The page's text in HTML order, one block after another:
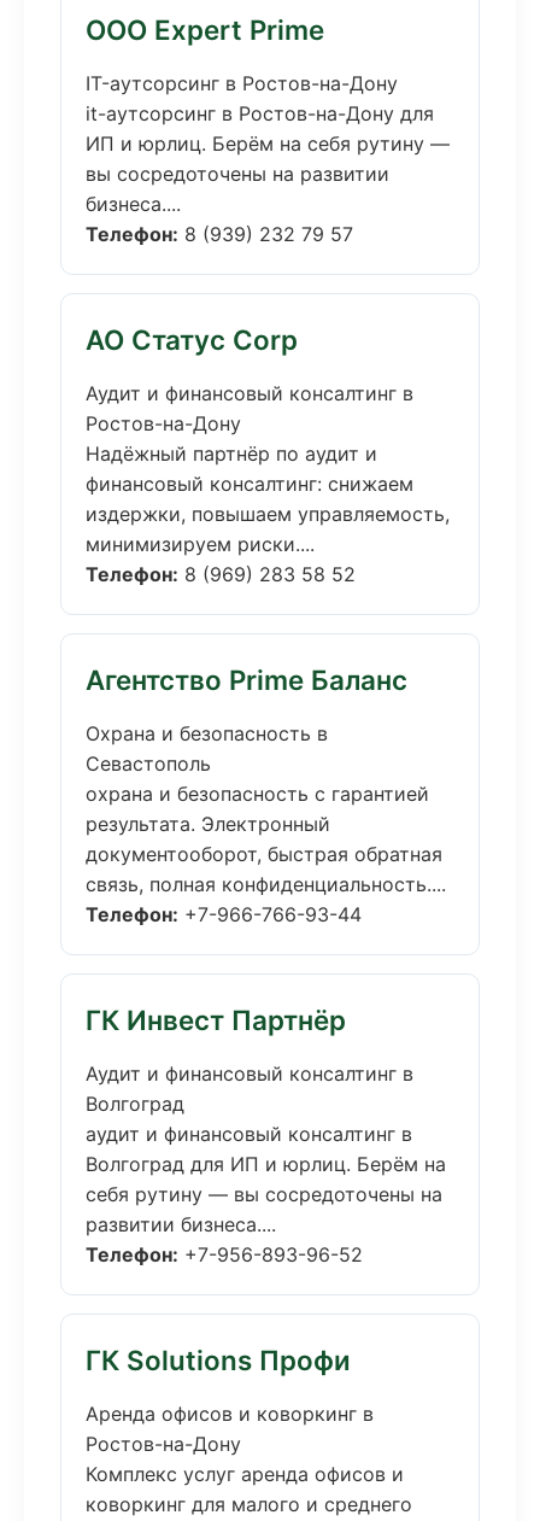
ООО Expert Prime
IT-аутсорсинг в Ростов-на-Дону
it-аутсорсинг в Ростов-на-Дону для
ИП и юрлиц. Берём на себя рутину —
вы сосредоточены на развитии
бизнеса....
Телефон: 8 (939) 232 79 57
АО Статус Corp
Аудит и финансовый консалтинг в
Ростов-на-Дону
Надёжный партнёр по аудит и
финансовый консалтинг: снижаем
издержки, повышаем управляемость,
минимизируем риски....
Телефон: 8 (969) 283 58 52
Агентство Prime Баланс
Охрана и безопасность в
Севастополь
охрана и безопасность с гарантией
результата. Электронный
документооборот, быстрая обратная
связь, полная конфиденциальность....
Телефон: +7-966-766-93-44
ГК Инвест Партнёр
Аудит и финансовый консалтинг в
Волгоград
аудит и финансовый консалтинг в
Волгоград для ИП и юрлиц. Берём на
себя рутину — вы сосредоточены на
развитии бизнеса....
Телефон: +7-956-893-96-52
ГК Solutions Профи
Аренда офисов и коворкинг в
Ростов-на-Дону
Комплекс услуг аренда офисов и
коворкинг для малого и среднего